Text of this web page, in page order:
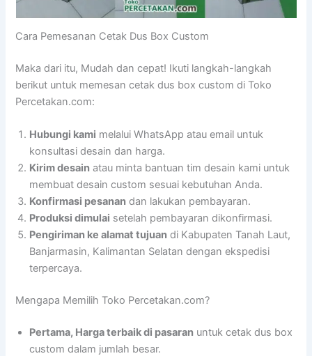
Cara Pemesanan Cetak Dus Box Custom
Maka dari itu, Mudah dan cepat! Ikuti langkah-langkah
berikut untuk memesan cetak dus box custom di Toko
Percetakan.com:
Hubungi kami melalui WhatsApp atau email untuk
konsultasi desain dan harga.
Kirim desain atau minta bantuan tim desain kami untuk
membuat desain custom sesuai kebutuhan Anda.
Konfirmasi pesanan dan lakukan pembayaran.
Produksi dimulai setelah pembayaran dikonfirmasi.
Pengiriman ke alamat tujuan di Kabupaten Tanah Laut,
Banjarmasin, Kalimantan Selatan dengan ekspedisi
terpercaya.
Mengapa Memilih Toko Percetakan.com?
Pertama, Harga terbaik di pasaran untuk cetak dus box
custom dalam jumlah besar.